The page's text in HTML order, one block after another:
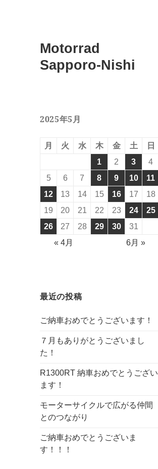
Motorrad
Sapporo-Nishi
2025年5月
月 火 水 木 金 土
日
1
2 3
4
5
6 7 8 9 10
11
12
13 14 15 16 17
18
19
20 21 22 23 24
25
26
27 28 29 30
31
« 4月
6月 »
最近の投稿
ご納車おめでとうございます！
７月もありがとうございまし
た！
R1300RT 納車おめでとうござい
ます！
モーターサイクルで広がる仲間
とのつながり
ご納車おめでとうございま
す！！！